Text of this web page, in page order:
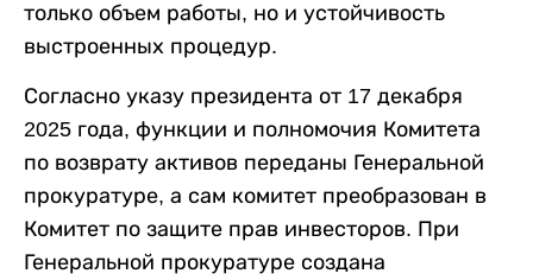
только объем работы, но и устойчивость
выстроенных процедур.
Согласно указу президента от 17 декабря
2025 года, функции и полномочия Комитета
по возврату активов переданы Генеральной
прокуратуре, а сам комитет преобразован в
Комитет по защите прав инвесторов. При
Генеральной прокуратуре создана